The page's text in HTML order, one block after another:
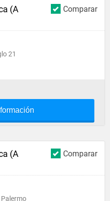
Comparar
(A
21
Comparar
(A